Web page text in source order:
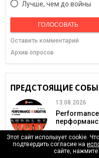
Лучше, чем до войны
ГОЛОСОВАТЬ
Оставить комментарий
Архив опросов
ПРЕДСТОЯЩИЕ
13.08.2026
Performance
Этот сайт использует cookie.
подтвердить согласие на
сайте, нажмите